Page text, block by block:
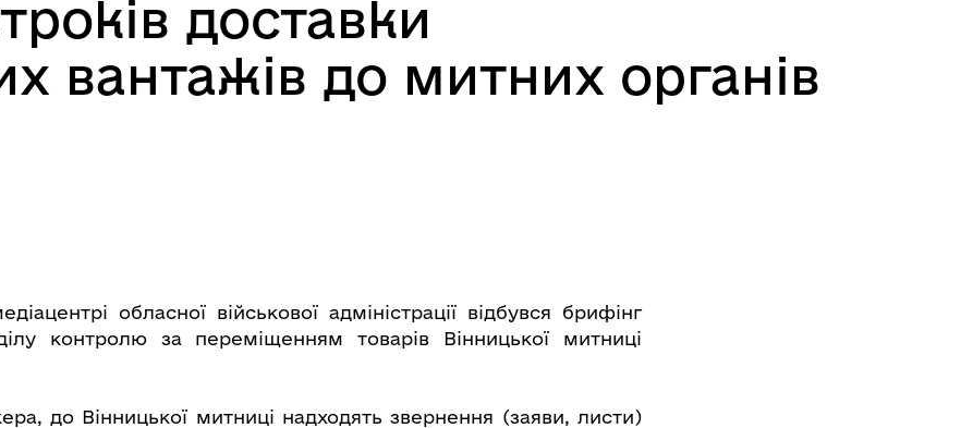
доставки
вантажів до митних органів
обласної військової адміністрації відбувся брифінг
контролю за переміщенням товарів Вінницької митниці
до Вінницької митниці надходять звернення (заяви, листи)